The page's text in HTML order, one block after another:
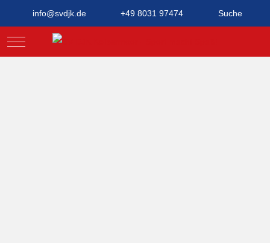
info@svdjk.de +49 8031 97474 Suche
Mobile Menu Toggle